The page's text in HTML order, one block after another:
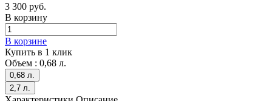
3 300 руб.
В корзину
В корзине
Купить в 1 клик
Объем : 0,68 л.
0,68 л.
2,7 л.